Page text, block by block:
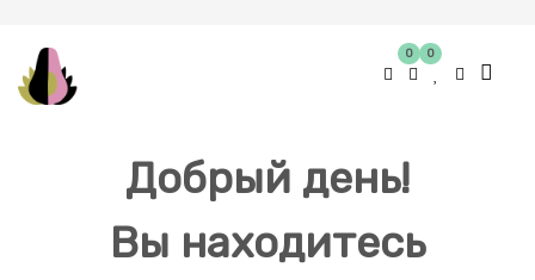
0 0
Добрый день!
Вы находитесь